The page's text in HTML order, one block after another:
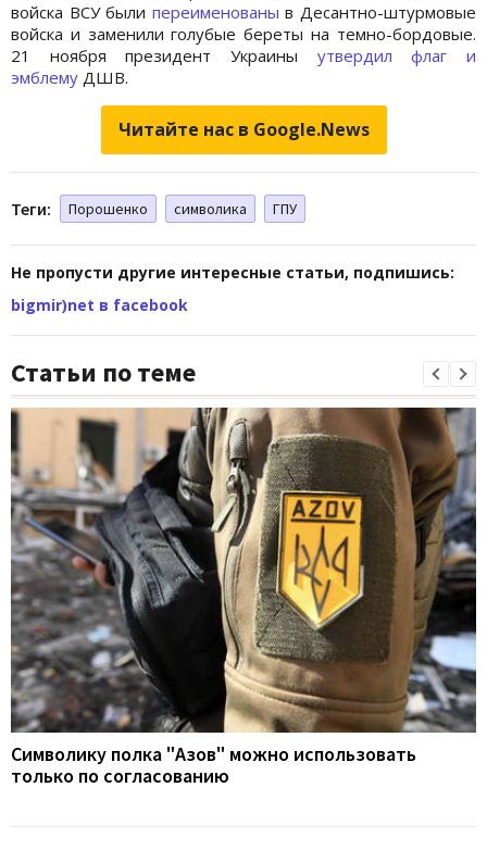
войска ВСУ были переименованы в Десантно-штурмовые
войска и заменили голубые береты на темно-бордовые.
21 ноября президент Украины утвердил флаг и
эмблему ДШВ.
Читайте нас в Google.News
Теги: Порошенко символика ГПУ
Не пропусти другие интересные статьи, подпишись:
bigmir)net в facebook
Статьи по теме
Символику полка "Азов" можно использовать
только по согласованию